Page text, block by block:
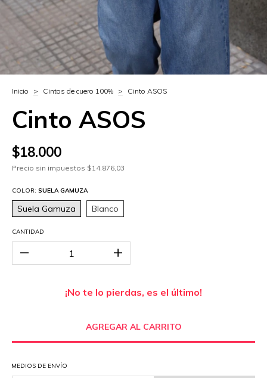
Inicio > Cintos de cuero 100% > Cinto ASOS
Cinto ASOS
$18.000
Precio sin impuestos $14.876,03
COLOR: SUELA GAMUZA
Suela Gamuza Blanco
CANTIDAD
¡No te lo pierdas, es el último!
MEDIOS DE ENVÍO